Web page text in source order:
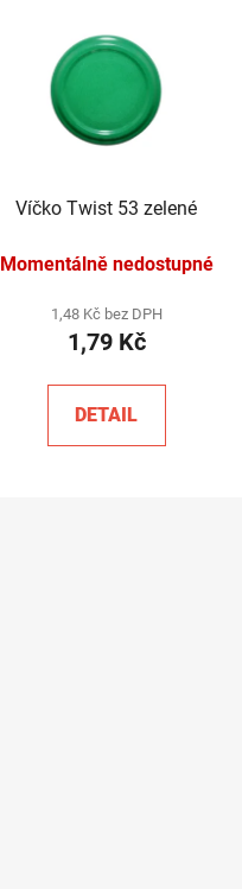
Víčko Twist 53 zelené
Momentálně nedostupné
1,48 Kč bez DPH
1,79 Kč
DETAIL